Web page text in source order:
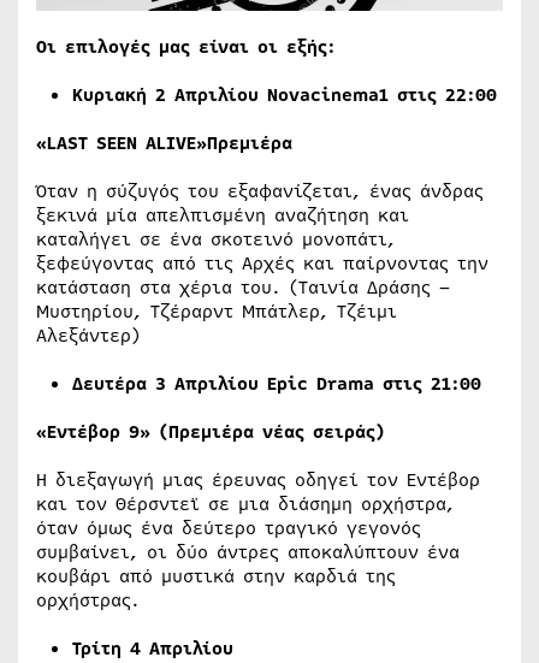
Οι επιλογές μας είναι οι εξής:
Κυριακή 2 Απριλίου Novacinema1 στις 22:00
«LAST SEEN ALIVE»Πρεμιέρα
Όταν η σύζυγός του εξαφανίζεται, ένας άνδρας
ξεκινά μία απελπισμένη αναζήτηση και
καταλήγει σε ένα σκοτεινό μονοπάτι,
ξεφεύγοντας από τις Αρχές και παίρνοντας την
κατάσταση στα χέρια του. (Ταινία Δράσης –
Μυστηρίου, Τζέραρντ Μπάτλερ, Τζέιμι
Αλεξάντερ)
Δευτέρα 3 Απριλίου Epic Drama στις 21:00
«Εντέβορ 9» (Πρεμιέρα νέας σειράς)
Η διεξαγωγή μιας έρευνας οδηγεί τον Εντέβορ
και τον Θέρσντεϊ σε μια διάσημη ορχήστρα,
όταν όμως ένα δεύτερο τραγικό γεγονός
συμβαίνει, οι δύο άντρες αποκαλύπτουν ένα
κουβάρι από μυστικά στην καρδιά της
ορχήστρας.
Τρίτη 4 Απριλίου